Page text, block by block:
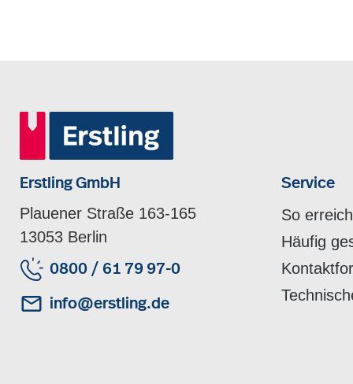
Erstling GmbH
Plauener Straße 163-165
13053 Berlin
0800 / 61 79 97-0
info@erstling.de
Service
So
Häufig